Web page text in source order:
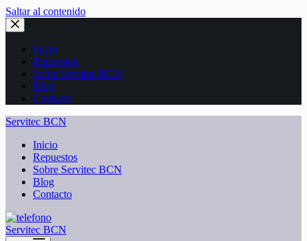
Saltar al contenido
Inicio
Repuestos
Sobre Servitec BCN
Blog
Contacto
Servitec BCN
Inicio
Repuestos
Sobre Servitec BCN
Blog
Contacto
Servitec BCN